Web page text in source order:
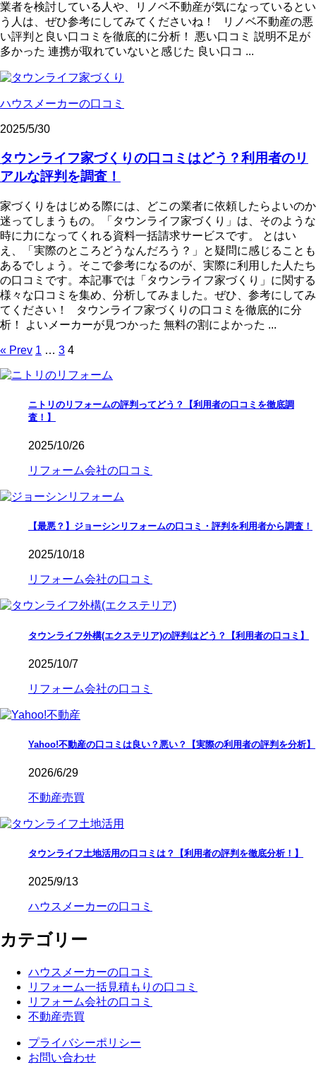
業者を検討している人や、リノベ不動産が気になっているとい
う人は、ぜひ参考にしてみてくださいね！ リノベ不動産の悪
い評判と良い口コミを徹底的に分析！ 悪い口コミ 説明不足が
多かった 連携が取れていないと感じた 良い口コ ...
ハウスメーカーの口コミ
2025/5/30
タウンライフ家づくりの口コミはどう？利用者のリ
アルな評判を調査！
家づくりをはじめる際には、どこの業者に依頼したらよいのか
迷ってしまうもの。「タウンライフ家づくり」は、そのような
時に力になってくれる資料一括請求サービスです。 とはい
え、「実際のところどうなんだろう？」と疑問に感じることも
あるでしょう。そこで参考になるのが、実際に利用した人たち
の口コミです。本記事では「タウンライフ家づくり」に関する
様々な口コミを集め、分析してみました。ぜひ、参考にしてみ
てください！ タウンライフ家づくりの口コミを徹底的に分
析！ よいメーカーが見つかった 無料の割によかった ...
« Prev 1 … 3 4
ニトリのリフォームの評判ってどう？【利用者の口コミを徹底調
査！】
2025/10/26
リフォーム会社の口コミ
【最悪？】ジョーシンリフォームの口コミ・評判を利用者から調査！
2025/10/18
リフォーム会社の口コミ
タウンライフ外構(エクステリア)の評判はどう？【利用者の口コミ】
2025/10/7
リフォーム会社の口コミ
Yahoo!不動産の口コミは良い？悪い？【実際の利用者の評判を分析】
2026/6/29
不動産売買
タウンライフ土地活用の口コミは？【利用者の評判を徹底分析！】
2025/9/13
ハウスメーカーの口コミ
カテゴリー
ハウスメーカーの口コミ
リフォーム一括見積もりの口コミ
リフォーム会社の口コミ
不動産売買
プライバシーポリシー
お問い合わせ